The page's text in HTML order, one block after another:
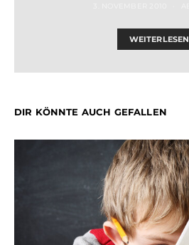
WEITERLESEN
DIR KÖNNTE AUCH GEFALLEN